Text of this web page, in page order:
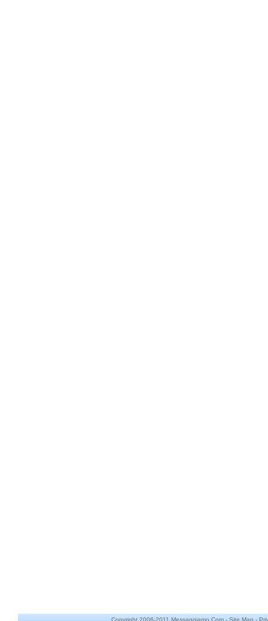
Copyright 2006-2011 Messaggiamo.Com - Site Map -